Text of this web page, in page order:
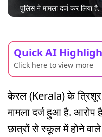
पुलिस ने मामला दर्ज कर लिया है.
Quick AI
Click here to view more
केरल (Kerala) के
मामला दर्ज हुआ है. आरोप
छात्रों से स्कूल में होने